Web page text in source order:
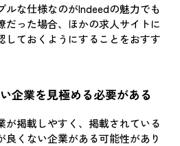
ルな仕様なのがIndeedの魅力でも
だった場合、ほかの求人サイトに
しておくようにすることをおすす
企業を見極める必要がある
が掲載しやすく、掲載されている
くない企業がある可能性があり